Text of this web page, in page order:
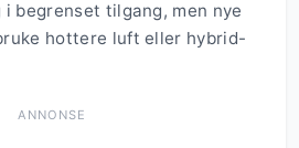
begrenset tilgang, men nye
hottere luft eller hybrid-
ANNONSE